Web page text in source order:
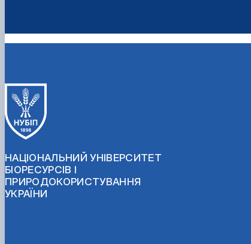
НАЦІОНАЛЬНИЙ УНІВЕРСИТЕТ
БІОРЕСУРСІВ І
ПРИРОДОКОРИСТУВАННЯ
УКРАЇНИ